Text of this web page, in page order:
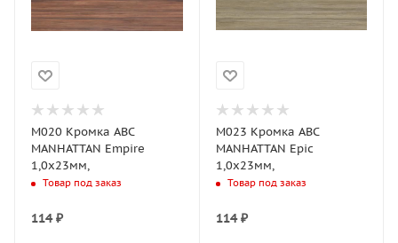
M020 Кромка АВС
MANHATTAN Empire
1,0х23мм,
Товар под заказ
114₽
M023 Кромка АВС
MANHATTAN Epic
1,0х23мм,
Товар под заказ
114₽